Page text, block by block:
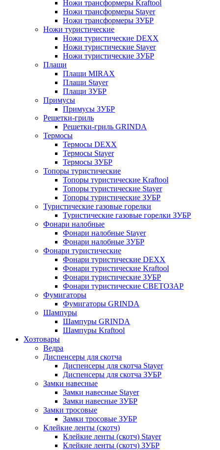
Ножи трансформеры Kraftool
Ножи трансформеры Stayer
Ножи трансформеры ЗУБР
Ножи туристические
Ножи туристические DEXX
Ножи туристические Stayer
Ножи туристические ЗУБР
Плащи
Плащи MIRAX
Плащи Stayer
Плащи ЗУБР
Примусы
Примусы ЗУБР
Решетки-гриль
Решетки-гриль GRINDA
Термосы
Термосы DEXX
Термосы Stayer
Термосы ЗУБР
Топоры туристические
Топоры туристические Kraftool
Топоры туристические Stayer
Топоры туристические ЗУБР
Туристические газовые горелки
Туристические газовые горелки ЗУБР
Фонари налобные
Фонари налобные Stayer
Фонари налобные ЗУБР
Фонари туристические
Фонари туристические DEXX
Фонари туристические Kraftool
Фонари туристические ЗУБР
Фонари туристические СВЕТОЗАР
Фумигаторы
Фумигаторы GRINDA
Шампуры
Шампуры GRINDA
Шампуры Kraftool
Хозтовары
Ведра
Диспенсеры для скотча
Диспенсеры для скотча Stayer
Диспенсеры для скотча ЗУБР
Замки навесные
Замки навесные Stayer
Замки навесные ЗУБР
Замки тросовые
Замки тросовые ЗУБР
Клейкие ленты (скотч)
Клейкие ленты (скотч) Stayer
Клейкие ленты (скотч) ЗУБР